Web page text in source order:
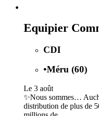
Equipier
CDI
•Méru (60)
Le 3 août
✨Nous sommes…
distribution de plus de